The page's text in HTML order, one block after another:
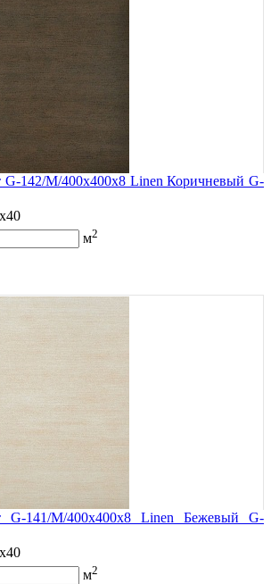
G-142/M/400x400x8 Linen Коричневый G-
м2
G-141/M/400x400x8 Linen Бежевый G-
м2